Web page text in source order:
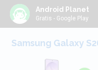
Android Planet
Gratis - Google Play
Samsung Galaxy